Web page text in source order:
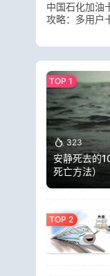
中国石化加油
攻略：多用户
析
323
安静死去的
死亡方法）